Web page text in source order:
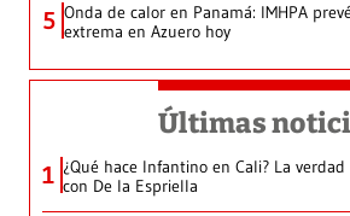
5 Onda de calor en Panamá: IMHPA
extrema en Azuero hoy
Últimas
1 ¿Qué hace Infantino en Cali? La
con De la Espriella